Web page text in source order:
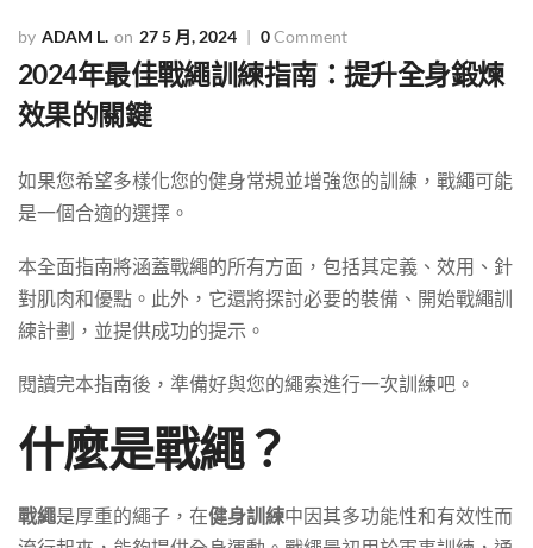
ADAM L. 27 5 月, 2024 0Comment
2024年最佳戰繩訓練指南：提升全身鍛煉
效果的關鍵
如果您希望多樣化您的健身常規並增強您的訓練，戰繩可能
是一個合適的選擇。
本全面指南將涵蓋戰繩的所有方面，包括其定義、效用、針
對肌肉和優點。此外，它還將探討必要的裝備、開始戰繩訓
練計劃，並提供成功的提示。
閱讀完本指南後，準備好與您的繩索進行一次訓練吧。
什麼是戰繩？
戰繩是厚重的繩子，在健身訓練中因其多功能性和有效性而